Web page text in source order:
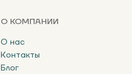
О КОМПАНИИ
О нас
Контакты
Блог